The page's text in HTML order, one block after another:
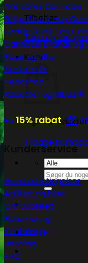
Tilbehør
Tape og
Kurv
Ingen
Tilbage til
Søg
efter:
Kasse +
Alle vores Cannabis
Billige Skunk -og
Gratis Skunk -og
Cannabis brands og
Papir og filter
Narkotests
Headshop
Rabatter og tilbud💰
Få 15% rabat 💸
Kunderservice
Handelsbetingelser
Artikler og blog
Om Subseed
Returnering
Kontakt
Betaling
FAQ